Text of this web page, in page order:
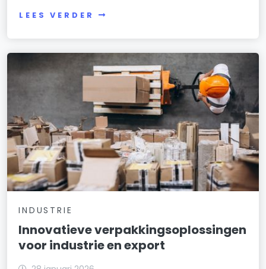
LEES VERDER
INDUSTRIE
Innovatieve verpakkingsoplossingen
voor industrie en export